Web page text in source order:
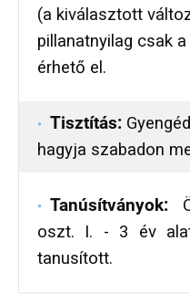
(a kiválasztott
pillanatnyilag csak
érhető el.
Tisztítás:
hagyja szabadon
Tanúsítványok:
oszt. I. - 3 év
tanusított.